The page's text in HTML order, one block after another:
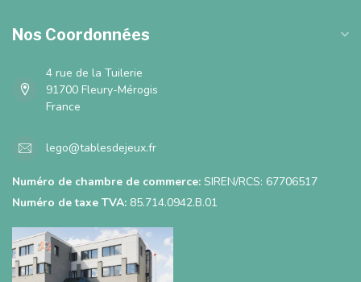
Nos Coordonnées
4 rue de la Tuilerie
91700 Fleury-Mérogis
France
lego@tablesdejeux.fr
Numéro de chambre de commerce: SIREN/RCS: 67706517
Numéro de taxe TVA: 85.714.0942.B.01